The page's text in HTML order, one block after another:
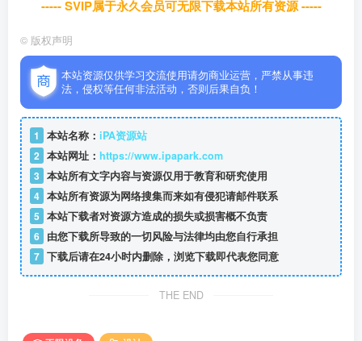
----- SVIP属于永久会员可无限下载本站所有资源 -----
© 版权声明
本站资源仅供学习交流使用请勿商业运营，严禁从事违
法，侵权等任何非法活动，否则后果自负！
1 本站名称： iPA资源站
2 本站网址： https://www.ipapark.com
3 本站所有文字内容与资源仅用于教育和研究使用
4 本站所有资源为网络搜集而来如有侵犯请邮件联系
5 本站下载者对资源方造成的损失或损害概不负责
6 由您下载所导致的一切风险与法律均由您自行承担
7 下载后请在24小时内删除，浏览下载即代表您同意
THE END